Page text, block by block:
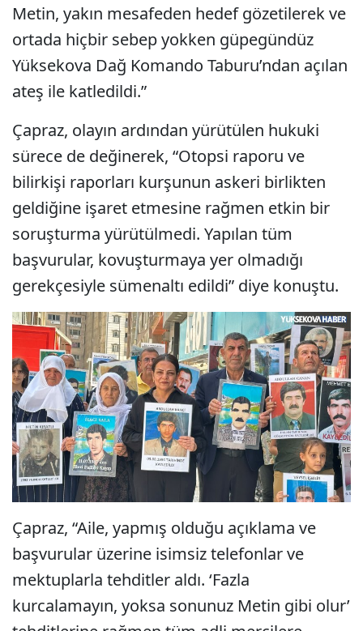
Metin, yakın mesafeden hedef gözetilerek ve
ortada hiçbir sebep yokken güpegündüz
Yüksekova Dağ Komando Taburu’ndan açılan
ateş ile katledildi.”
Çapraz, olayın ardından yürütülen hukuki
sürece de değinerek, “Otopsi raporu ve
bilirkişi raporları kurşunun askeri birlikten
geldiğine işaret etmesine rağmen etkin bir
soruşturma yürütülmedi. Yapılan tüm
başvurular, kovuşturmaya yer olmadığı
gerekçesiyle sümenaltı edildi” diye konuştu.
Çapraz, “Aile, yapmış olduğu açıklama ve
başvurular üzerine isimsiz telefonlar ve
mektuplarla tehditler aldı. ‘Fazla
kurcalamayın, yoksa sonunuz Metin gibi olur’